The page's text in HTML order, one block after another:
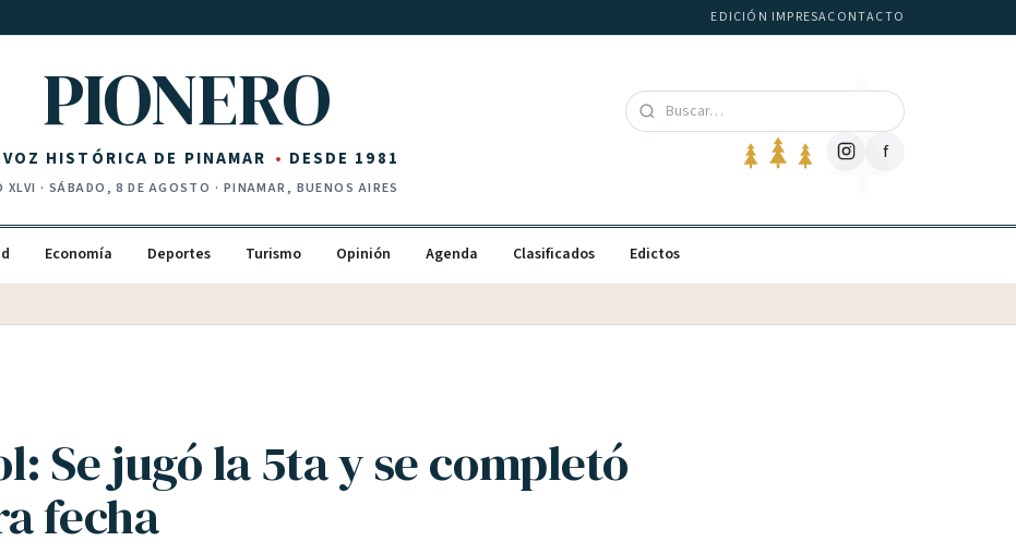
EDICIÓN IMPRESACONTACTO
PIONERO
HISTÓRICA DE PINAMAR DESDE 1981
XLVI · SÁBADO, 8 DE AGOSTO · PINAMAR, BUENOS AIRES
f
Economía Deportes Turismo Opinión Agenda Clasificados Edictos
Se jugó la 5ta y se completó
fecha